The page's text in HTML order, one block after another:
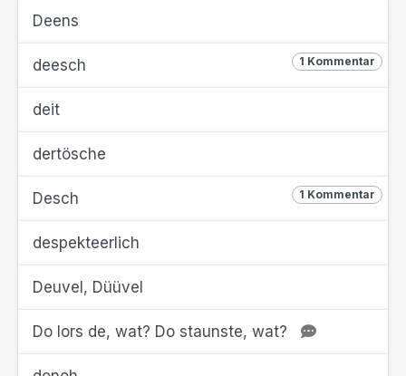
Deens
1 Kommentar
deesch
deit
dertösche
1 Kommentar
Desch
despekteerlich
Deuvel, Düüvel
Do lors de, wat? Do staunste, wat?